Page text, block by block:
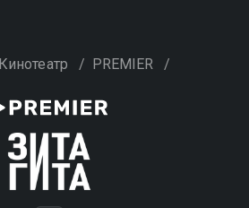
Кинотеатр / PREMIER /